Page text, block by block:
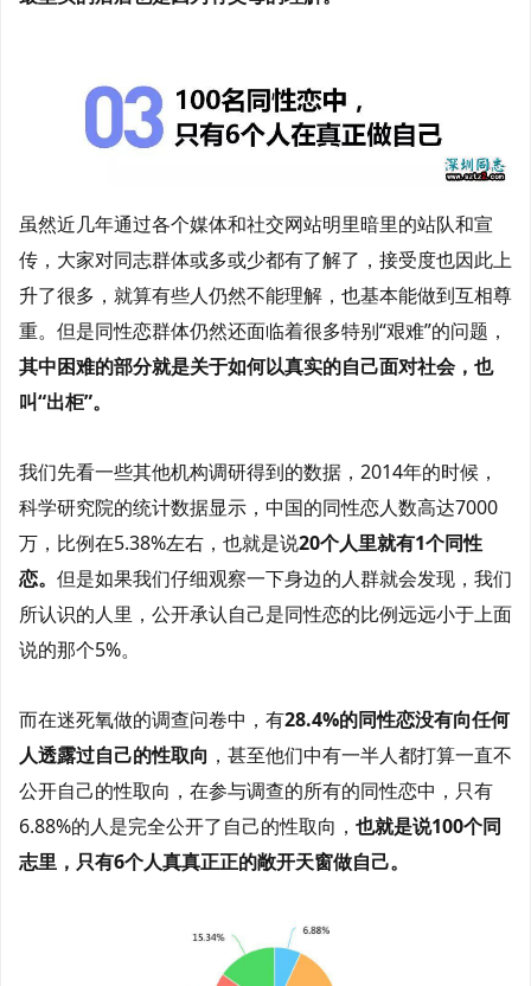
虽然近几年通过各个媒体和社交网站明里暗里的站队和宣
传，大家对同志群体或多或少都有了解了，接受度也因此上
升了很多，就算有些人仍然不能理解，也基本能做到互相尊
重。但是同性恋群体仍然还面临着很多特别“艰难”的问题，
其中困难的部分就是关于如何以真实的自己面对社会，也
叫“出柜”。
我们先看一些其他机构调研得到的数据，2014年的时候，
科学研究院的统计数据显示，中国的同性恋人数高达7000
万，比例在5.38%左右，也就是说20个人里就有1个同性
恋。 但是如果我们仔细观察一下身边的人群就会发现，我们
所认识的人里，公开承认自己是同性恋的比例远远小于上面
说的那个5%。
而在迷死氧做的调查问卷中，有28.4%的同性恋没有向任何
人透露过自己的性取向 ，甚至他们中有一半人都打算一直不
公开自己的性取向，在参与调查的所有的同性恋中，只有
6.88%的人是完全公开了自己的性取向， 也就是说100个同
志里，只有6个人真真正正的敞开天窗做自己。